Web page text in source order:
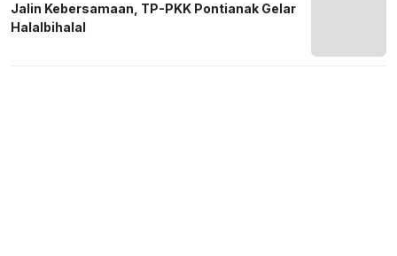
Jalin Kebersamaan, TP-PKK Pontianak Gelar
Halalbihalal